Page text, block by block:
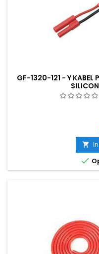
GF-1320-121 - Y KABEL

